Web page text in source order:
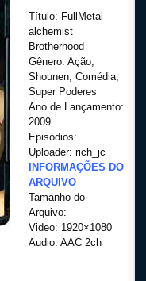
Título: FullMetal
alchemist
Brotherhood
Gênero: Ação,
Shounen, Comédia,
Super Poderes
Ano de Lançamento:
2009
Episódios:
Uploader: rich_jc
INFORMAÇÕES DO
ARQUIVO
Tamanho do
Arquivo:
Video: 1920×1080
Audio: AAC 2ch